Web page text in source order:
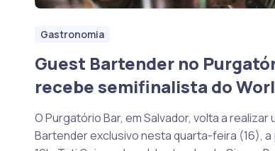
Gastronomia
Guest Bartender no
recebe semifinalista do
O Purgatório Bar, em Salvador, volta a realizar
Bartender exclusivo nesta quarta-feira (16), a